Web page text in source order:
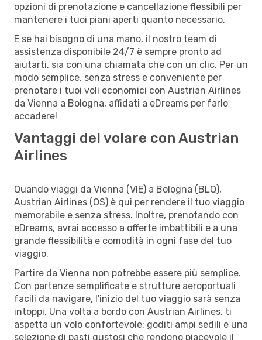
opzioni di prenotazione e cancellazione flessibili per
mantenere i tuoi piani aperti quanto necessario.
E se hai bisogno di una mano, il nostro team di
assistenza disponibile 24/7 è sempre pronto ad
aiutarti, sia con una chiamata che con un clic. Per un
modo semplice, senza stress e conveniente per
prenotare i tuoi voli economici con Austrian Airlines
da Vienna a Bologna, affidati a eDreams per farlo
accadere!
Vantaggi del volare con Austrian
Airlines
Quando viaggi da Vienna (VIE) a Bologna (BLQ),
Austrian Airlines (OS) è qui per rendere il tuo viaggio
memorabile e senza stress. Inoltre, prenotando con
eDreams, avrai accesso a offerte imbattibili e a una
grande flessibilità e comodità in ogni fase del tuo
viaggio.
Partire da Vienna non potrebbe essere più semplice.
Con partenze semplificate e strutture aeroportuali
facili da navigare, l'inizio del tuo viaggio sarà senza
intoppi. Una volta a bordo con Austrian Airlines, ti
aspetta un volo confortevole: goditi ampi sedili e una
selezione di pasti gustosi che rendono piacevole il